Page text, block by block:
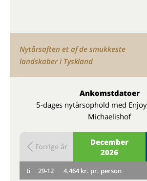
Nytårsaften et af de smukkeste
landskaber i Tyskland
Ankomstdatoer
5-dages nytårsophold med
Michaelishof
December
2026
Forrige år
ti 29-12 4.464 kr. pr. person